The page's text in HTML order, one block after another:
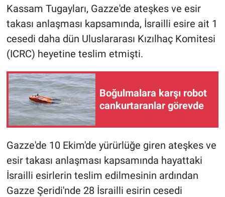
Kassam Tugayları, Gazze'de ateşkes ve esir
takası anlaşması kapsamında, İsrailli esire ait 1
cesedi daha dün Uluslararası Kızılhaç Komitesi
(ICRC) heyetine teslim etmişti.
Boğulmalara karşı robot
cankurtaranlar görevde
Gazze'de 10 Ekim'de yürürlüğe giren ateşkes ve
esir takası anlaşması kapsamında hayattaki
İsrailli esirlerin teslim edilmesinin ardından
Gazze Şeridi'nde 28 İsrailli esirin cesedi